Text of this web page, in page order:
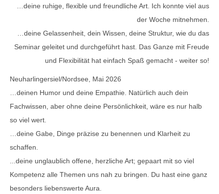
…deine ruhige, flexible und freundliche Art. Ich konnte viel aus
der Woche mitnehmen.
…deine Gelassenheit, dein Wissen, deine Struktur, wie du das
Seminar geleitet und durchgeführt hast. Das Ganze mit Freude
und Flexibilität hat einfach Spaß gemacht - weiter so!
Neuharlingersiel/Nordsee, Mai 2026
…deinen Humor und deine Empathie. Natürlich auch dein
Fachwissen, aber ohne deine Persönlichkeit, wäre es nur halb
so viel wert.
…deine Gabe, Dinge präzise zu benennen und Klarheit zu
schaffen.
...deine unglaublich offene, herzliche Art; gepaart mit so viel
Kompetenz alle Themen uns nah zu bringen. Du hast eine ganz
besonders liebenswerte Aura.